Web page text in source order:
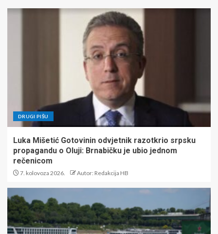
DRUGI PIŠU
Luka Mišetić Gotovinin odvjetnik razotkrio srpsku
propagandu o Oluji: Brnabičku je ubio jednom
rečenicom
7. kolovoza 2026. Autor: Redakcija HB